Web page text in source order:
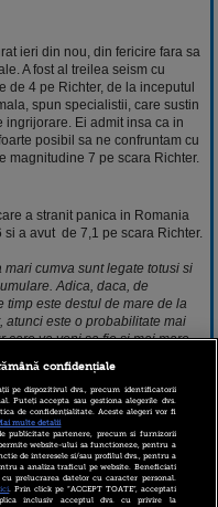
ieri din nou, din fericire fara sa
A fost al treilea seism cu
de 4 pe Richter, de la inceputul
spun specialistii, care sustin
ingrijorare. Ei admit insa ca in
posibil sa ne confruntam cu
magnitudine 7 pe scara Richter.
a stranit panica in Romania
a avut de 7,1 pe scara Richter.
cumva sunt legate totusi si
Adica, daca, de
timp este destul de mare de la
atunci este o probabilitate mai
care va veni sa fie si mai mare
de 7", a spus Mircea
al Institutului pentru Fizica
StirileProTv.
se produc de cel mult doua
confidențiale
pe dispozitivul dvs., precum identificatorii
Puteți accepta sau gestiona alegerile dvs.
de confidențialitate. Aceste alegeri vor fi
multe detalii
publicitate partenere, precum si furnizorii
website-ului sa functioneze, pentru a
de interesele si/sau profilul dvs., pentru a
a analiza traficul pe website. Beneficiati
prelucrarea datelor cu caracter personal.
. Prin click pe “ACCEPT TOATE”, acceptati
inclusiv acceptul dvs. cu privire la